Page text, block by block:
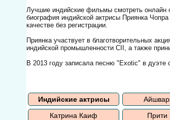
Лучшие индийские фильмы смотреть онлайн
биография индийской актрисы Приянка
качестве без регистрации.
Приянка участвует в благотворительных
индийской промышленности CII, а также
В 2013 году записала песню "Exotic" в дуэте
Индийские актрисы
Катрина Каиф
Прити